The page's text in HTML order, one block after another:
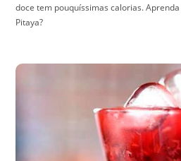
doce tem pouquíssimas calorias.
Pitaya?